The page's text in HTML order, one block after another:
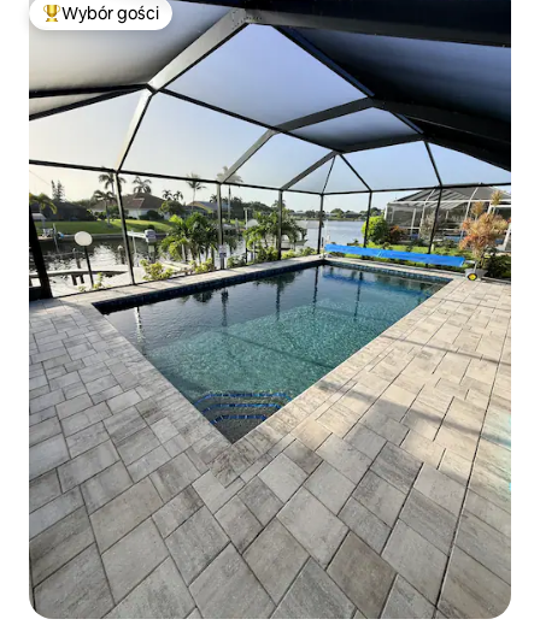
Najpopularniejsze z kategorii Wybór gości
Wybór gości